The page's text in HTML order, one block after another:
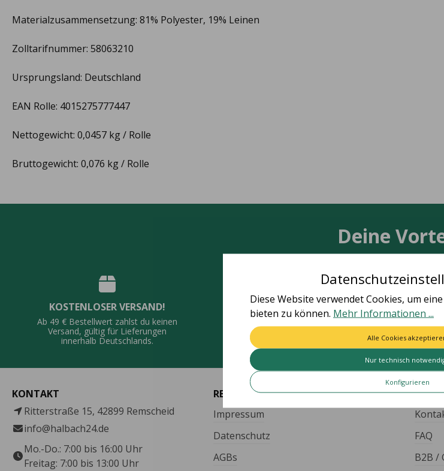
Materialzusammensetzung: 81% Polyester, 19% Leinen
Zolltarifnummer: 58063210
Ursprungsland: Deutschland
EAN Rolle: 4015275777447
Nettogewicht: 0,0457 kg / Rolle
Bruttogewicht: 0,076 kg / Rolle
Deine
KOSTENLOSER VERSAND!
Ab 49 € Bestellwert zahlst du keinen
Versand, gültig für Lieferungen
innerhalb Deutschlands.
QUALITÄT MADE IN GERMANY
Viele Artikel vollständig in
KONTAKT
Ritterstraße 15, 42899 Remscheid
info@halbach24.de
Mo.-Do.: 7:00 bis 16:00 Uhr
Freitag: 7:00 bis 13:00 Uhr
RECHTLICHES
Impressum
Datenschutz
AGBs
FAQ
B2B /
Diese Website verwendet Cookies, um
bieten zu können. Mehr Informationen ...
Nur technisch
Konfigurieren
Alle Cookies